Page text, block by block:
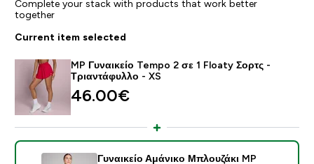
Complete your stack with products that work better
together
Current item selected
MP Γυναικείο Tempo 2 σε 1 Floaty Σορτς -
Τριαντάφυλλο - XS
46.00€‎
Γυναικείο Αμάνικο Μπλουζάκι MP